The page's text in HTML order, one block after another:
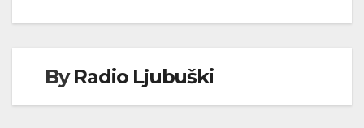
ByRadio Ljubuški